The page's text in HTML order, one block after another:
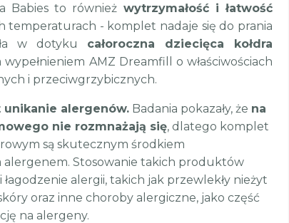
Babies to również wytrzymałość i łatwość
temperaturach - komplet nadaje się do prania
w dotyku całoroczna dziecięca kołdra
AMZ Dreamfill o właściwościach
i przeciwgrzybicznych.
alergenów. Badania pokazały, że na
nie rozmnażają się, dlatego komplet
są skutecznym środkiem
alergenem. Stosowanie takich produktów
alergii, takich jak przewlekły nieżyt
oraz inne choroby alergiczne, jako część
na alergeny.